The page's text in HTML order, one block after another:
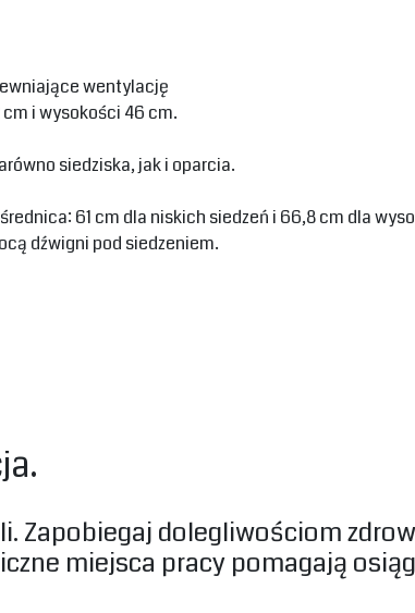
wentylację
i wysokości 46 cm.‎
siedziska, jak i oparcia.‎
61 cm dla niskich siedzeń i 66,8 cm dla
dźwigni pod siedzeniem.‎
Zapobiegaj dolegliwościom
miejsca pracy pomagają